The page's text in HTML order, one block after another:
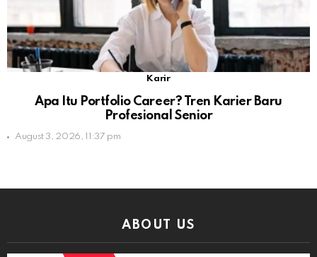
Karir
Apa Itu Portfolio Career? Tren Karier Baru
Profesional Senior
August 3, 2026, 11:37 pm
ABOUT US